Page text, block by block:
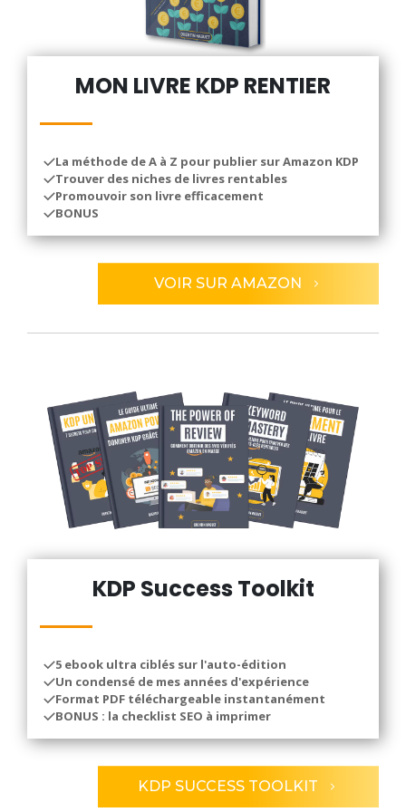
MON LIVRE KDP RENTIER
La méthode de A à Z pour publier sur Amazon KDP
Trouver des niches de livres rentables
Promouvoir son livre efficacement
BONUS
VOIR SUR AMAZON
KDP Success Toolkit
5 ebook ultra ciblés sur l'auto-édition
Un condensé de mes années d'expérience
Format PDF téléchargeable instantanément
BONUS : la checklist SEO à imprimer
KDP SUCCESS TOOLKIT